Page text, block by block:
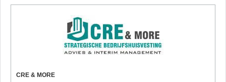
CRE & MORE